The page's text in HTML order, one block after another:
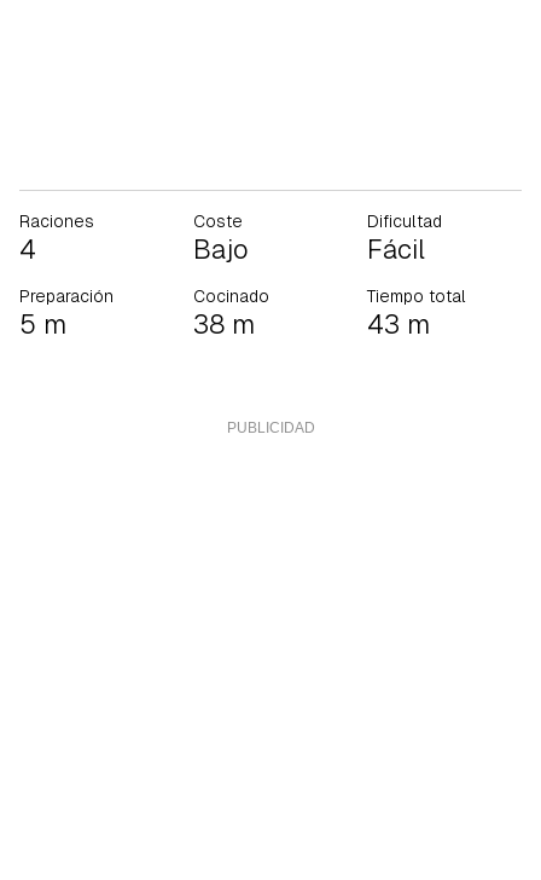
Raciones
4
Coste
Bajo
Dificultad
Fácil
Preparación
5 m
Cocinado
38 m
Tiempo total
43 m